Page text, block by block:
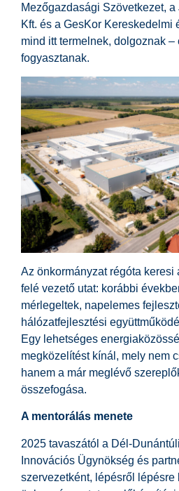
Mezőgazdasági Szövetkezet, a
Kft. és a GesKor Kereskedelmi
mind itt termelnek, dolgoznak –
fogyasztanak.
Az önkormányzat régóta keresi
felé vezető utat: korábbi
mérlegeltek, napelemes
hálózatfejlesztési
Egy lehetséges
megközelítést kínál, mely nem
hanem a már meglévő
összefogása.
A mentorálás menete
2025 tavaszától a Dél-
Innovációs Ügynökség és
szervezetként, lépésről lépésre